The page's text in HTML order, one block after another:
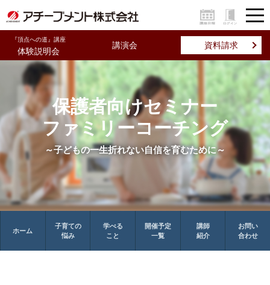
『頂点への道』講座
体験説明会
講演会 資料請求
～子どもの一生折れない自信を育むために～
保護者向けセミナー
ファミリーコーチング
ホーム
子育ての
悩み
学べる
こと
開催予定
一覧
講師
紹介
お問い
合わせ